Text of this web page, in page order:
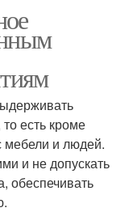
есть кроме
мебели и людей.
и не допускать
обеспечивать